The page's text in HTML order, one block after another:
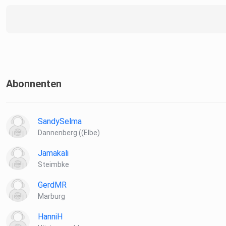
Abonnenten
SandySelma
Dannenberg ((Elbe)
Jamakali
Steimbke
GerdMR
Marburg
HanniH